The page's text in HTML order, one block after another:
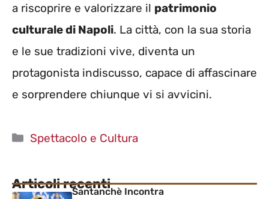
a riscoprire e valorizzare il patrimonio
culturale di Napoli. La città, con la sua storia
e le sue tradizioni vive, diventa un
protagonista indiscusso, capace di affascinare
e sorprendere chiunque vi si avvicini.
Categorie
Spettacolo e Cultura
Articoli recentiSantanchè Incontra